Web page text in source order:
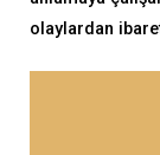
olaylardan